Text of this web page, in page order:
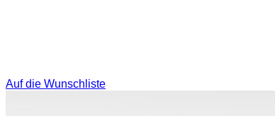
Auf die Wunschliste